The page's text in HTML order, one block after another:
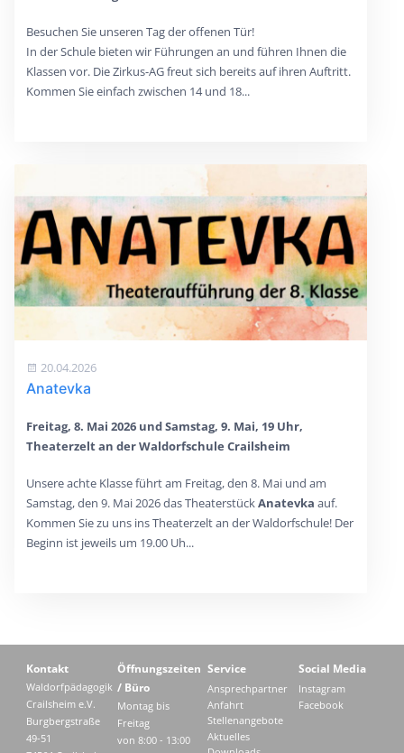
Besuchen Sie unseren Tag der offenen Tür!
In der Schule bieten wir Führungen an und führen Ihnen die
Klassen vor. Die Zirkus-AG freut sich bereits auf ihren Auftritt.
Kommen Sie einfach zwischen 14 und 18...
20.04.2026
Anatevka
Freitag, 8. Mai 2026 und Samstag, 9. Mai, 19 Uhr,
Theaterzelt an der Waldorfschule Crailsheim
Unsere achte Klasse führt am Freitag, den 8. Mai und am
Samstag, den 9. Mai 2026 das TheaterstückAnatevka auf.
Kommen Sie zu uns ins Theaterzelt an der Waldorfschule! Der
Beginn ist jeweils um 19.00 Uh...
Kontakt
Waldorfpädagogik
Crailsheim e.V.
Burgbergstraße
49-51
Öffnungszeiten
/ Büro
Montag bis
Freitag
von 8:00 - 13:00
Service
Ansprechpartner
Anfahrt
Stellenangebote
Aktuelles
Social Media
Instagram
Facebook